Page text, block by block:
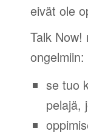
eivät ole
Talk Now!
ongelmiin:
se tuo
pelajä,